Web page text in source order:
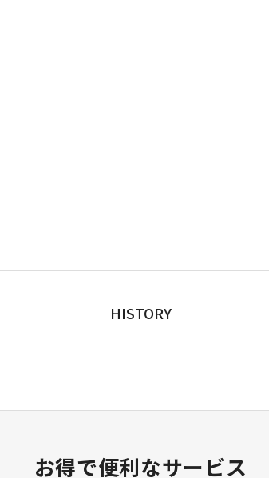
HISTORY
お得で便利なサービス